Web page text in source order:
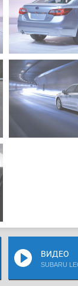
ВИДЕО
SUBARU